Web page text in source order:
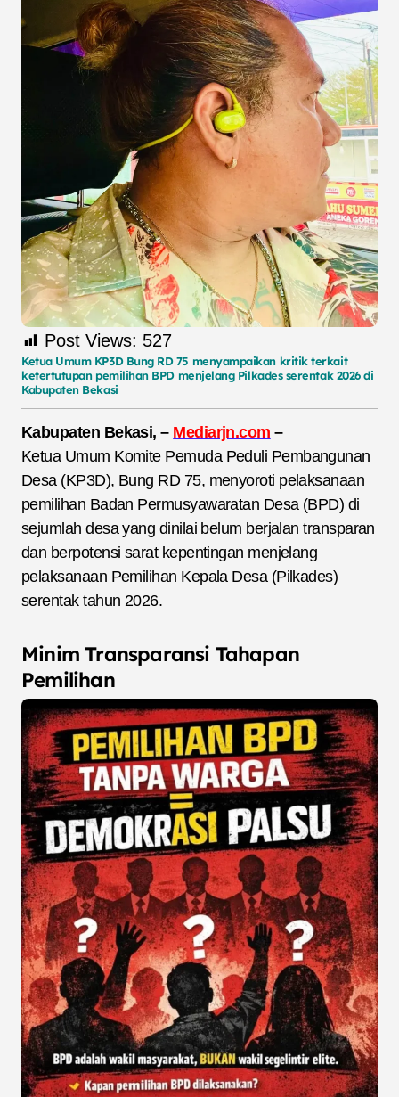
Post Views: 527
Ketua Umum KP3D Bung RD 75 menyampaikan kritik terkait
ketertutupan pemilihan BPD menjelang Pilkades serentak 2026 di
Kabupaten Bekasi
Kabupaten Bekasi, – Mediarjn.com –
Ketua Umum Komite Pemuda Peduli Pembangunan
Desa (KP3D), Bung RD 75, menyoroti pelaksanaan
pemilihan Badan Permusyawaratan Desa (BPD) di
sejumlah desa yang dinilai belum berjalan transparan
dan berpotensi sarat kepentingan menjelang
pelaksanaan Pemilihan Kepala Desa (Pilkades)
serentak tahun 2026.
Minim Transparansi Tahapan
Pemilihan